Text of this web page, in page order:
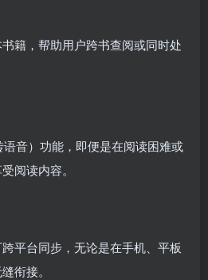
籍，帮助用户跨书查阅或同时处
音）功能，即便是在阅读困难或
阅读内容。
平台同步，无论是在手机、平板
衔接。